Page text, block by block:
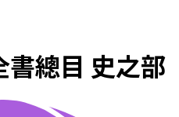
總目 史之部